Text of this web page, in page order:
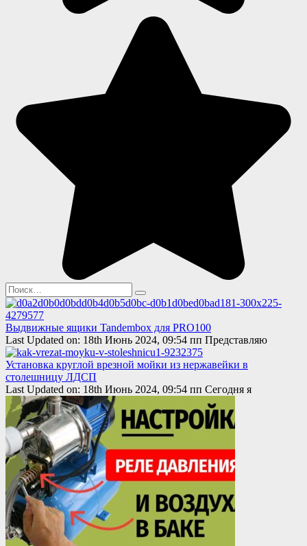
Search
for:
Выдвижные ящики Tandembox для PRO100
Last Updated on: 18th Июнь 2024, 09:54 пп Представляю
Установка круглой врезной мойки из нержавейки в
столешницу ЛДСП
Last Updated on: 18th Июнь 2024, 09:54 пп Сегодня я